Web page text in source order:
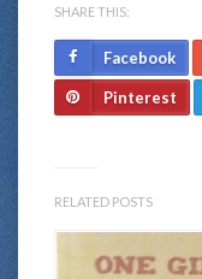
SHARE THIS:
Facebook
Pinterest
RELATED POSTS